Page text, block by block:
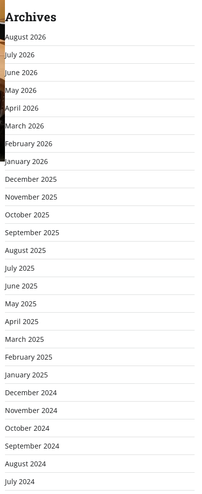
Archives
August 2026
July 2026
June 2026
May 2026
April 2026
March 2026
February 2026
January 2026
December 2025
November 2025
October 2025
September 2025
August 2025
July 2025
June 2025
May 2025
April 2025
March 2025
February 2025
January 2025
December 2024
November 2024
October 2024
September 2024
August 2024
July 2024